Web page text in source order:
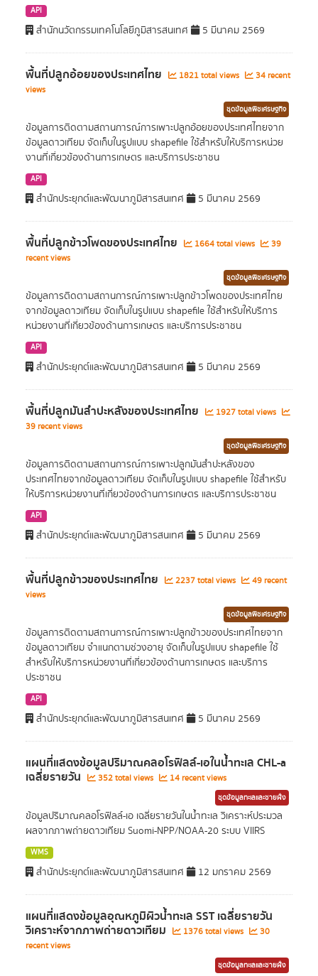
API
สำนักนวัตกรรมเทคโนโลยีภูมิสารสนเทศ 5 มีนาคม 2569
พื้นที่ปลูกอ้อยของประเทศไทย 1821 total views
34 recent
views
ชุดข้อมูลพืชเศรษฐกิจ
ข้อมูลการติดตามสถานการณ์การเพาะปลูกอ้อยของประเทศไทยจาก
ข้อมูลดาวเทียม จัดเก็บในรูปแบบ shapefile ใช้สำหรับให้บริการหน่วย
งานที่เกี่ยวข้องด้านการเกษตร และบริการประชาชน
API
สำนักประยุกต์และพัฒนาภูมิสารสนเทศ 5 มีนาคม 2569
พื้นที่ปลูกข้าวโพดของประเทศไทย 1664 total views
39
recent views
ชุดข้อมูลพืชเศรษฐกิจ
ข้อมูลการติดตามสถานการณ์การเพาะปลูกข้าวโพดของประเทศไทย
จากข้อมูลดาวเทียม จัดเก็บในรูปแบบ shapefile ใช้สำหรับให้บริการ
หน่วยงานที่เกี่ยวข้องด้านการเกษตร และบริการประชาชน
API
สำนักประยุกต์และพัฒนาภูมิสารสนเทศ 5 มีนาคม 2569
พื้นที่ปลูกมันสำปะหลังของประเทศไทย
1927 total views
39 recent views
ชุดข้อมูลพืชเศรษฐกิจ
ข้อมูลการติดตามสถานการณ์การเพาะปลูกมันสำปะหลังของ
ประเทศไทยจากข้อมูลดาวเทียม จัดเก็บในรูปแบบ shapefile ใช้สำหรับ
ให้บริการหน่วยงานที่เกี่ยวข้องด้านการเกษตร และบริการประชาชน
API
สำนักประยุกต์และพัฒนาภูมิสารสนเทศ 5 มีนาคม 2569
พื้นที่ปลูกข้าวของประเทศไทย 2237 total views
49 recent
views
ชุดข้อมูลพืชเศรษฐกิจ
ข้อมูลการติดตามสถานการณ์การเพาะปลูกข้าวของประเทศไทยจาก
ข้อมูลดาวเทียม จำแนกตามช่วงอายุ จัดเก็บในรูปแบบ shapefile ใช้
สำหรับให้บริการหน่วยงานที่เกี่ยวข้องด้านการเกษตร และบริการ
ประชาชน
API
สำนักประยุกต์และพัฒนาภูมิสารสนเทศ 5 มีนาคม 2569
แผนที่แสดงข้อมูลปริมาณคลอโรฟิลล์-เอในน้ำทะเล CHL-a
เฉลี่ยรายวัน 352 total views 14 recent views
ชุดข้อมูลทะเลและชายฝั่ง
ข้อมูลปริมาณคลอโรฟิลล์-เอ เฉลี่ยรายวันในน้ำทะเล วิเคราะห์ประมวล
ผลจากภาพถ่ายดาวเทียม Suomi-NPP/NOAA-20 ระบบ VIIRS
WMS
สำนักประยุกต์และพัฒนาภูมิสารสนเทศ 12 มกราคม 2569
แผนที่แสดงข้อมูลอุณหภูมิผิวน้ำทะเล SST เฉลี่ยรายวัน
วิเคราะห์จากภาพถ่ายดาวเทียม 1376 total views
30
recent views
ชุดข้อมูลทะเลและชายฝั่ง